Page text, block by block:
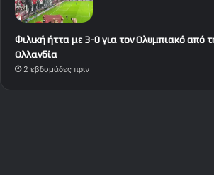
Φιλική ήττα με 3-0 για τον Ολυμπιακό από
Ολλανδία
2 εβδομάδες πριν